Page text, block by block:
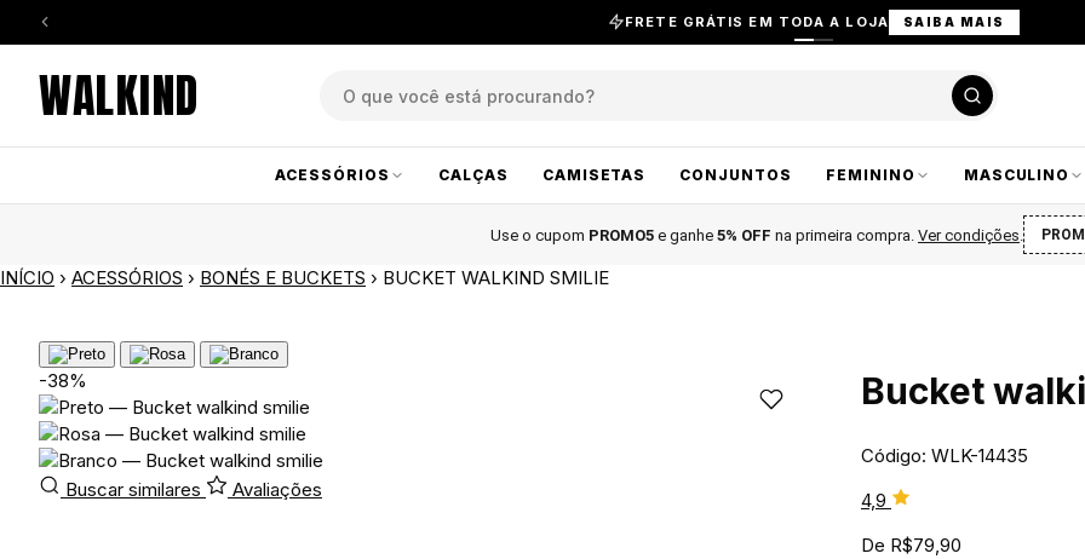
FRETE GRÁTIS EM TODA A LOJA SAIBA MAIS
WALKIND
ACESSÓRIOS CALÇAS CAMISETAS CONJUNTOS FEMININO MASCULINO
Use o cupom PROMO5 e ganhe 5% OFF na primeira compra Ver condições
INÍCIO › ACESSÓRIOS › BONÉS E BUCKETS › BUCKET WALKIND SMILIE
-38%
Buscar similares Avaliações
Bucket
Código: WLK-14435
4,9
De R$79,90